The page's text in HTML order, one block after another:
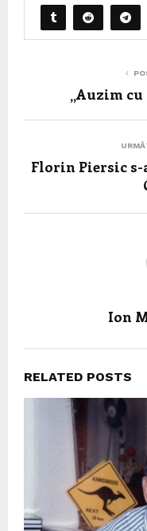
„Auzim
Florin Piersic s-
Ion
RELATED POSTS